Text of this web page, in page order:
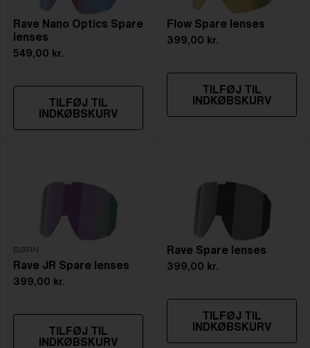
Rave Nano Optics Spare
lenses
549,00 kr.
TILFØJ TIL
INDKØBSKURV
Flow Spare lenses
399,00 kr.
TILFØJ TIL
INDKØBSKURV
BØRN
Rave JR Spare lenses
399,00 kr.
TILFØJ TIL
INDKØBSKURV
Rave Spare lenses
399,00 kr.
TILFØJ TIL
INDKØBSKURV